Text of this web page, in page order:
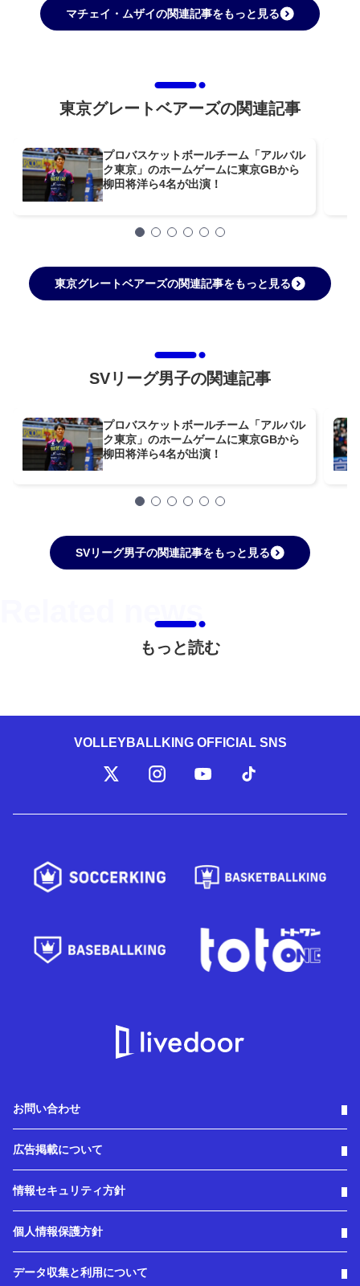
マチェイ・ムザイの関連記事をもっと見る
東京グレートベアーズの関連記事
プロバスケットボールチーム「アルバル
ク東京」のホームゲームに東京GBから
柳田将洋ら4名が出演！
東京グレートベアーズの関連記事をもっと見る
SVリーグ男子の関連記事
プロバスケットボールチーム「アルバル
ク東京」のホームゲームに東京GBから
柳田将洋ら4名が出演！
SVリーグ男子の関連記事をもっと見る
もっと読む
VOLLEYBALLKING OFFICIAL SNS
お問い合わせ
広告掲載について
情報セキュリティ方針
個人情報保護方針
データ収集と利用について